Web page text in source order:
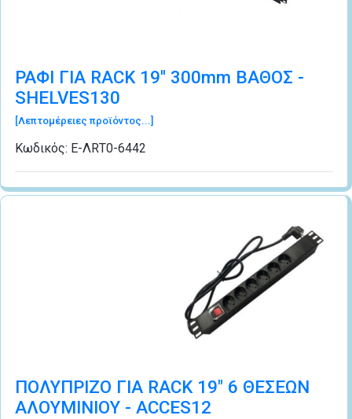
ΡΑΦΙ ΓΙΑ RACK 19'' 300mm ΒΑΘΟΣ -
SHELVES130
[Λεπτομέρειες προϊόντος...]
Κωδικός: Ε-ΛRΤ0-6442
ΠΟΛΥΠΡΙΖΟ ΓΙΑ RACK 19" 6 ΘΕΣΕΩΝ
ΑΛΟΥΜΙΝΙΟΥ - ACCES12